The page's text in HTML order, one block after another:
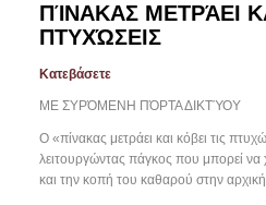
ΠΊΝΑΚΑΣ ΜΕΤΡΆΕΙ
ΠΤΥΧΏΣΕΙΣ
Κατεβάσετε
ΜΕ ΣΥΡΌΜΕΝΗ ΠΌΡΤΑ ΔΙΚΤΎΟΥ
Ο «πίνακας μετράει και κόβει τις
λειτουργώντας πάγκος που μπορεί να
και την κοπή του καθαρού στην